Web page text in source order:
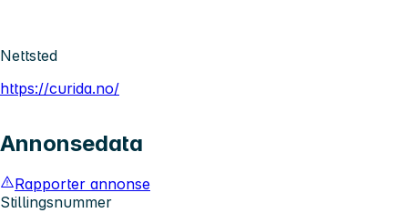
Nettsted
https://curida.no/
Annonsedata
Rapporter annonse
Stillingsnummer